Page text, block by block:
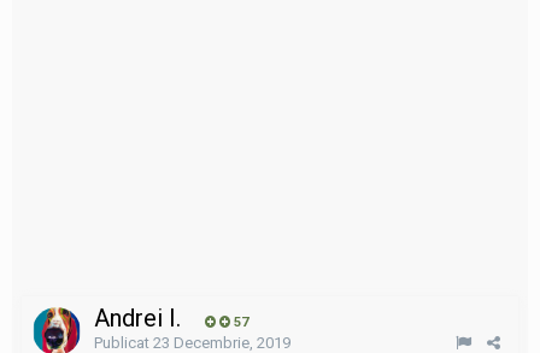
Andrei I. 57
Publicat 23 Decembrie, 2019